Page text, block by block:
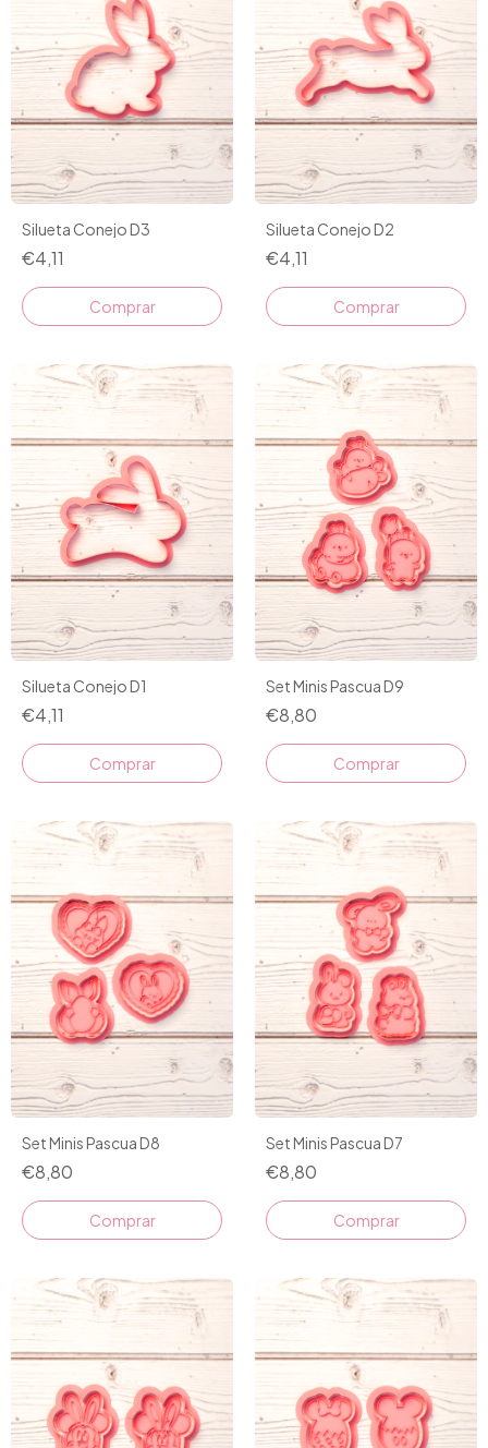
Silueta Conejo D3
€4,11
Comprar
Silueta Conejo D2
€4,11
Comprar
Silueta Conejo D1
€4,11
Comprar
Set Minis Pascua D9
€8,80
Set Minis Pascua D8
€8,80
Set Minis Pascua D7
€8,80